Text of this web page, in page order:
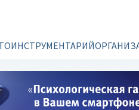
ИНСТРУМЕНТАРИЙ